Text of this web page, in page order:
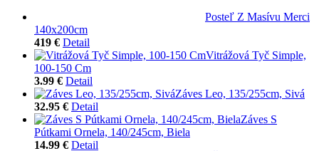
Posteľ Z Masívu Merci
140x200cm
419 € Detail
Vitrážová Tyč Simple,
100-150 Cm
3.99 € Detail
Záves Leo, 135/255cm, Sivá
32.95 € Detail
Záves S
Pútkami Ornela, 140/245cm, Biela
14.99 € Detail